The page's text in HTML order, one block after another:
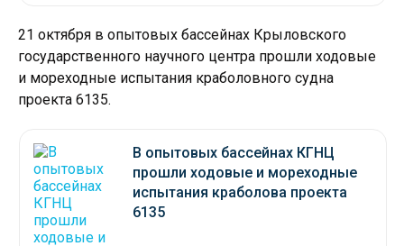
21 октября в опытовых бассейнах Крыловского
государственного научного центра прошли ходовые
и мореходные испытания краболовного судна
проекта 6135.
В опытовых бассейнах КГНЦ
прошли ходовые и мореходные
испытания краболова проекта
6135